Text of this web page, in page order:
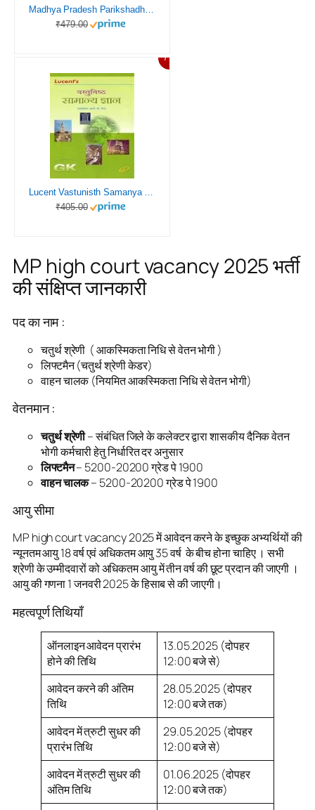
Madhya Pradesh Parikshadham 2024 MP GK 4th Edition Book in Hindi for All Mppsc Exams and Other All Mp Exams 2024-25
₹479.00
7%
Lucent Vastunisth Samanya Gyan 2024 New Edition in Hindi | Original Book with Scratch Code | Lucent Objective General Knowledge 2024 Useful for all Govt. Exams
₹405.00
MP high court vacancy 2025 भर्ती
की संक्षिप्त जानकारी
पद का नाम :
चतुर्थ श्रेणी ( आकस्मिकता निधि से वेतन भोगी )
लिफ्टमैन (चतुर्थ श्रेणी केडर)
वाहन चालक (नियमित आकस्मिकता निधि से वेतन भोगी)
वेतनमान :
चतुर्थ श्रेणी– संबंधित जिले के कलेक्टर द्वारा शासकीय दैनिक वेतन
भोगी कर्मचारी हेतु निर्धारित दर अनुसार
लिफ्टमैन– 5200-20200 ग्रेड पे 1900
वाहन चालक– 5200-20200 ग्रेड पे 1900
आयु सीमा
MP high court vacancy 2025 में आवेदन करने के इच्छुक अभ्यर्थियों की
न्यूनतम आयु 18 वर्ष एवं अधिकतम आयु 35 वर्ष के बीच होना चाहिए । सभी
श्रेणी के उम्मीदवारों को अधिकतम आयु में तीन वर्ष की छूट प्रदान की जाएगी ।
आयु की गणना 1 जनवरी 2025 के हिसाब से की जाएगी।
महत्वपूर्ण तिथियाँ
ऑनलाइन आवेदन प्रारंभ
होने की तिथि
13.05.2025 (दोपहर
12:00 बजे से)
आवेदन करने की अंतिम
तिथि
28.05.2025 (दोपहर
12:00 बजे तक)
आवेदन में त्रुटी सुधर की
प्रारंभ तिथि
29.05.2025 (दोपहर
12:00 बजे से)
आवेदन में त्रुटी सुधर की
अंतिम तिथि
01.06.2025 (दोपहर
12:00 बजे तक)